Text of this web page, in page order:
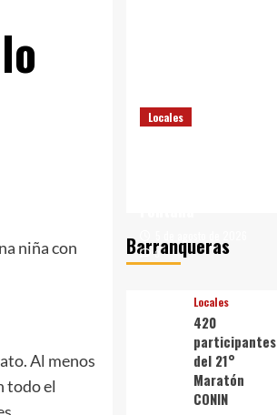
niña con
Al menos
todo el
Barranqueras
Locales
0
Locales
420
participantes
del 21°
Maratón
CONIN